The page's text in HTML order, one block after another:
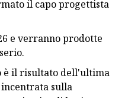
il capo progettista
e verranno prodotte
è il risultato dell'ultima
sulla